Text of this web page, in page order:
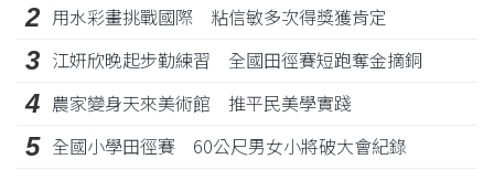
2 用水彩畫挑戰國際 粘信敏多次得獎獲肯定
3 江姸欣晚起步勤練習 全國田徑賽短跑奪金摘銅
4 農家變身天來美術館 推平民美學實踐
5 全國小學田徑賽 60公尺男女小將破大會紀錄